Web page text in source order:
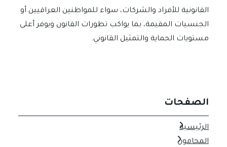
القانونية للأفراد والشركات، سواء للمواطنين العراقيين أو
الجنسيات المقيمة، بما يواكب تطورات القانون ويوفر أعلى
مستويات الحماية والتمثيل القانوني.
الصفحات
الرئيسية
المحامون